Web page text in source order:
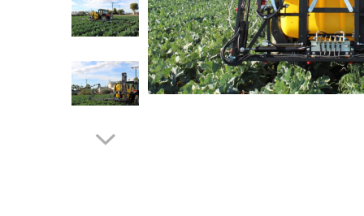
Maşini erbicidat
Mașini pentru săpat
Mașini Împrăștiat Amendamente
Mașini Împrăștiat Sare
Pluguri Reversibile